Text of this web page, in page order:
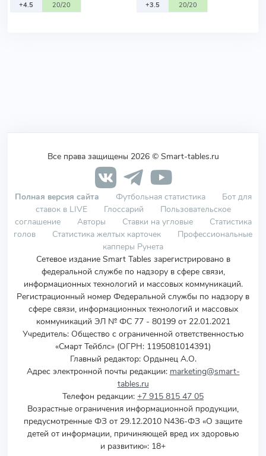
+4.5
20/20
+3.5
20/20
Все права защищены 2026 © Smart-tables.ru
Полная версия сайта Футбольная статистика
Бот для
ставок в LIVE
Глоссарий
Пользовательское
соглашение
Авторы Ставки на угловые
Статистика
голов
Статистика желтых карточек
Профессиональные
капперы Рунета
Сетевое издание Smart Tables зарегистрировано в
федеральной службе по надзору в сфере связи,
информационных технологий и массовых коммуникаций.
Регистрационный номер Федеральной службы по надзору в
сфере связи, информационных технологий и массовых
коммуникаций ЭЛ № ФС 77 - 80199 от 22.01.2021
Учредитель: Общество с ограниченной ответственностью
«Смарт Тейблс» (ОГРН: 1195081014391)
Главный редактор: Ордынец А.О.
Адрес электронной почты редакции: marketing@smart-
tables.ru
Телефон редакции: +7 915 815 47 05
Возрастные ограничения информационной продукции,
предусмотренные ФЗ от 29.12.2010 N436-ФЗ «О защите
детей от информации, причиняющей вред их здоровью
и развитию»: 18+